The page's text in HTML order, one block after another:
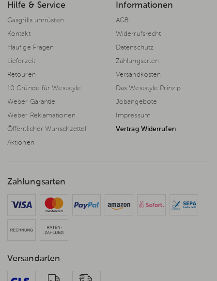
Hilfe & Service
Gasgrills umrüsten
Kontakt
Häufige Fragen
Lieferzeit
Retouren
10 Gründe für Weststyle
Weber Garantie
Weber Reklamationen
Öffentlicher Wunschzettel
Aktionen
Informationen
AGB
Widerrufsrecht
Datenschutz
Zahlungsarten
Versandkosten
Das Weststyle Prinzip
Jobangebote
Impressum
Vertrag Widerrufen
Zahlungsarten
Versandarten